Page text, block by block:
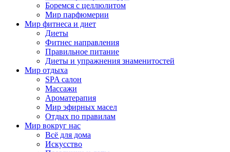
Боремся с целлюлитом
Мир парфюмерии
Мир фитнеса и диет
Диеты
Фитнес направления
Правильное питание
Диеты и упражнения знаменитостей
Мир отдыха
SPA салон
Массажи
Ароматерапия
Мир эфирных масел
Отдых по правилам
Мир вокруг нас
Всё для дома
Искусство